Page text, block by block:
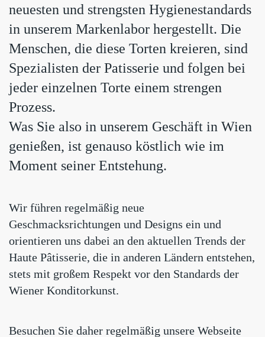
neuesten und strengsten Hygienestandards
in unserem Markenlabor hergestellt. Die
Menschen, die diese Torten kreieren, sind
Spezialisten der Patisserie und folgen bei
jeder einzelnen Torte einem strengen
Prozess.
Was Sie also in unserem Geschäft in Wien
genießen, ist genauso köstlich wie im
Moment seiner Entstehung.
Wir führen regelmäßig neue
Geschmacksrichtungen und Designs ein und
orientieren uns dabei an den aktuellen Trends der
Haute Pâtisserie, die in anderen Ländern entstehen,
stets mit großem Respekt vor den Standards der
Wiener Konditorkunst.
Besuchen Sie daher regelmäßig unsere Webseite